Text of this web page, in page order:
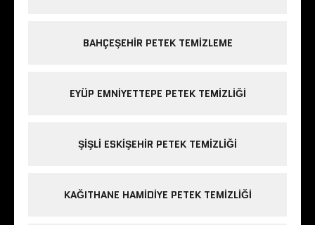
BAHÇEŞEHIR PETEK TEMIZLEME
EYÜP EMNIYETTEPE PETEK TEMIZLIĞI
ŞIŞLI ESKIŞEHIR PETEK TEMIZLIĞI
KAĞITHANE HAMIDIYE PETEK TEMIZLIĞI